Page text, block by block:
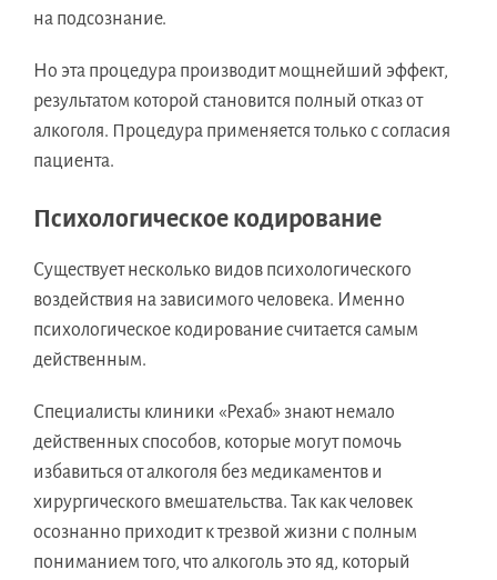
на подсознание.
Но эта процедура производит мощнейший эффект,
результатом которой становится полный отказ от
алкоголя. Процедура применяется только с согласия
пациента.
Психологическое кодирование
Существует несколько видов психологического
воздействия на зависимого человека. Именно
психологическое кодирование считается самым
действенным.
Специалисты клиники «Рехаб» знают немало
действенных способов, которые могут помочь
избавиться от алкоголя без медикаментов и
хирургического вмешательства. Так как человек
осознанно приходит к трезвой жизни с полным
пониманием того, что алкоголь это яд, который